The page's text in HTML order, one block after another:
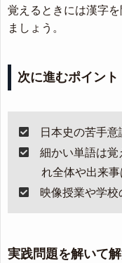
覚えるときには漢字
ましょう。
次に進むポイント
日本史の苦手
細かい単語は
れ全体や出来
映像授業や学
実践問題を解いて